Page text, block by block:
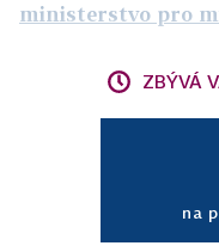
ministerstvo pro
ZBÝVÁ
na